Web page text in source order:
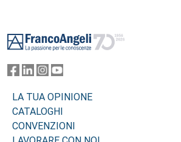
LA TUA OPINIONE
CATALOGHI
CONVENZIONI